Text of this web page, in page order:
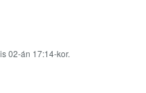
02-án 17:14-kor.